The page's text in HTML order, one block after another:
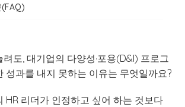
도, 대기업의 다양성·포용(D&I) 프로그
성과를 내지 못하는 이유는 무엇일까요?
HR 리더가 인정하고 싶어 하는 것보다